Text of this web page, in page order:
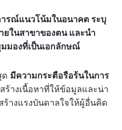
รณ์แนวโน้มในอนาคต ระบุ
ยในสาขาของตน และนำ
มองที่เป็นเอกลักษณ์
ด มีความกระตือรือร้นในการ
ร้างเนื้อหาที่ให้ข้อมูลและน่า
ร้างแรงบันดาลใจให้ผู้อื่นคิด